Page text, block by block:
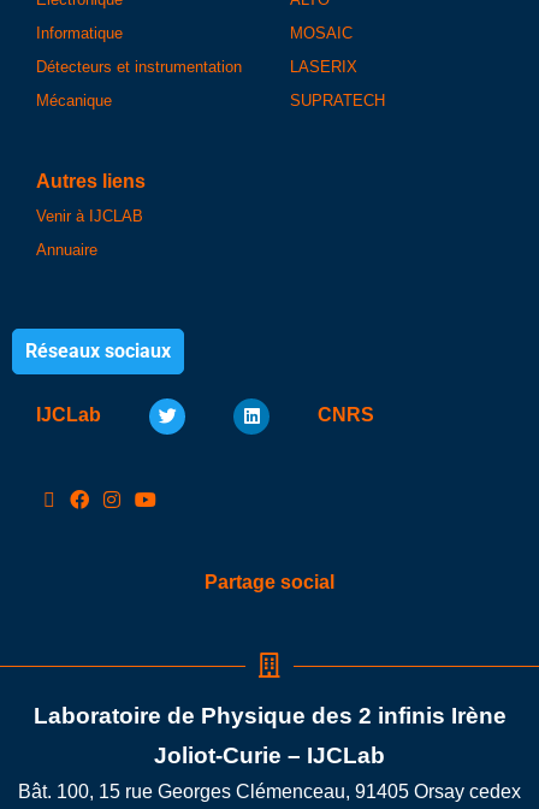
Informatique
Détecteurs et instrumentation
Mécanique
MOSAIC
LASERIX
SUPRATECH
Autres liens
Venir à IJCLAB
Annuaire
Réseaux sociaux
IJCLab CNRS
Partage social
Laboratoire de Physique des 2 infinis Irène
Joliot-Curie – IJCLab
Bât. 100, 15 rue Georges Clémenceau, 91405 Orsay cedex